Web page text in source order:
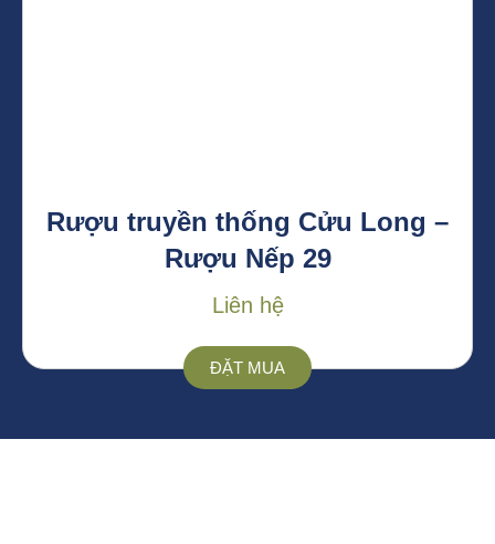
Rượu truyền thống Cửu Long –
Rượu Nếp 29
Liên hệ
ĐẶT MUA